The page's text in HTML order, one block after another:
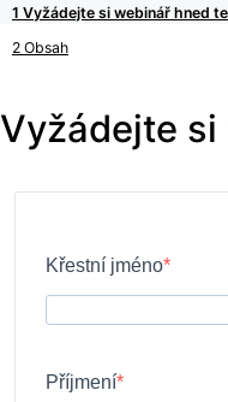
Vyžádejte si webinář hned
Obsah
Vyžádejte
Křestní jméno
Příjmení